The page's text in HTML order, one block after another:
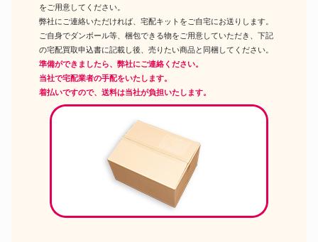
をご用意してください。
弊社にご連絡いただければ、宅配キットをご自宅にお送りします。
ご自身でダンボール等、梱包できる物をご用意していただき、下記
の宅配買取申込書に記載し後、売りたい商品と同梱してください。
準備ができましたら、弊社にご連絡ください。
当社で宅配業者の手配をいたします。
着払いですので、送料は当社が負担いたします。